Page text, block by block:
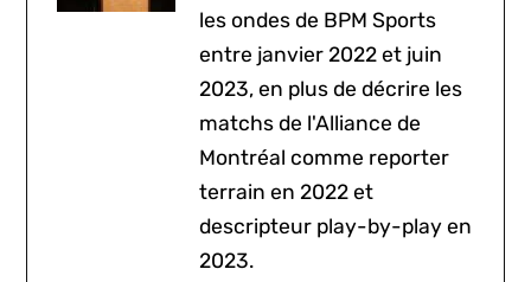
les ondes de BPM Sports
entre janvier 2022 et juin
2023, en plus de décrire les
matchs de l'Alliance de
Montréal comme reporter
terrain en 2022 et
descripteur play-by-play en
2023.